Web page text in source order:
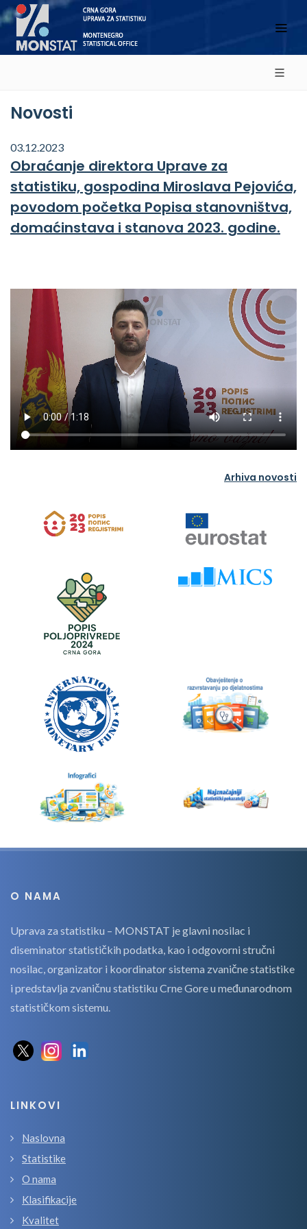
Novosti
03.12.2023
Obraćanje direktora Uprave za
statistiku, gospodina Miroslava Pejovića,
povodom početka Popisa stanovništva,
domaćinstava i stanova 2023. godine.
Arhiva novosti
O NAMA
Uprava za statistiku – MONSTAT je glavni nosilac i
diseminator statističkih podatka, kao i odgovorni stručni
nosilac, organizator i koordinator sistema zvanične statistike
i predstavlja zvaničnu statistiku Crne Gore u međunarodnom
statističkom sistemu.
LINKOVI
Naslovna
Statistike
O nama
Klasifikacije
Kvalitet